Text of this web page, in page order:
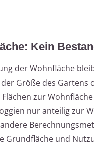
Kein
der Wohnfläche
Größe des Gartens
zur
nur anteilig zur
Grundfläche und